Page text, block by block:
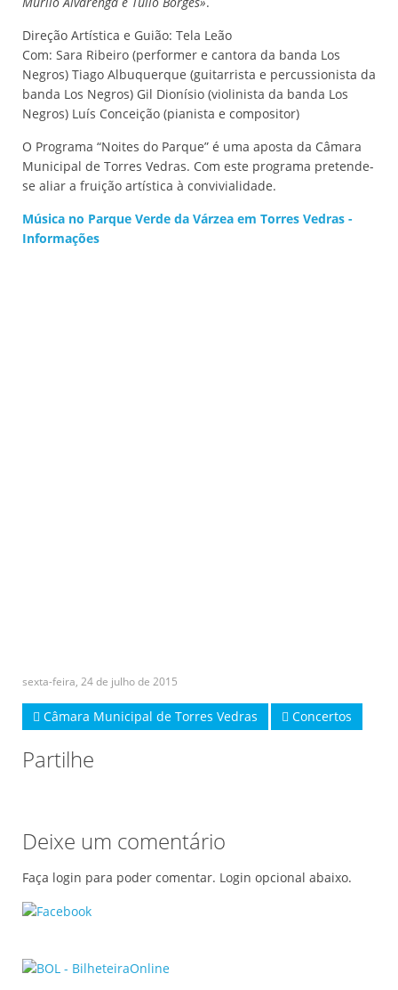
Direção Artística e Guião: Tela Leão
Com: Sara Ribeiro (performer e cantora da banda Los
Negros) Tiago Albuquerque (guitarrista e percussionista da
banda Los Negros) Gil Dionísio (violinista da banda Los
Negros) Luís Conceição (pianista e compositor)
O Programa “Noites do Parque” é uma aposta da Câmara
Municipal de Torres Vedras. Com este programa pretende-
se aliar a fruição artística à convivialidade.
Música no Parque Verde da Várzea em Torres Vedras -
Informações
sexta-feira, 24 de julho de 2015
Câmara Municipal de Torres Vedras Concertos
Partilhe
Deixe um comentário
Faça login para poder comentar. Login opcional abaixo.